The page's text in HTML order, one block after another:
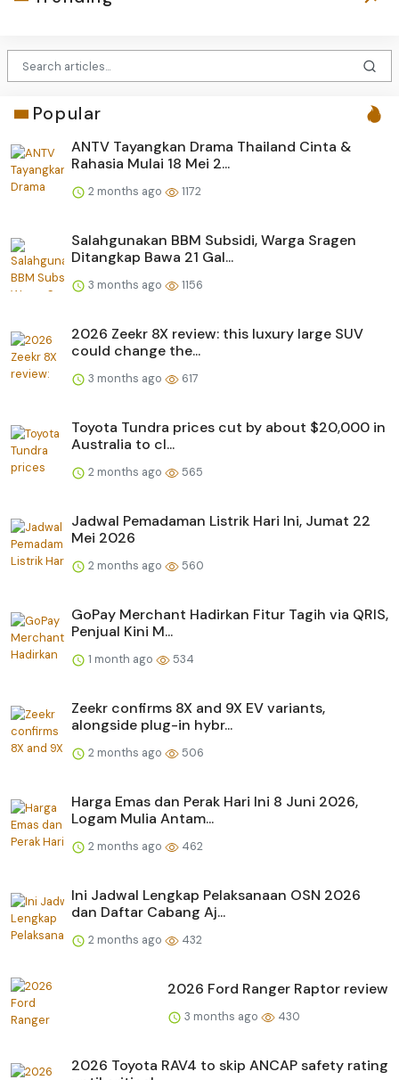
Popular
ANTV Tayangkan Drama Thailand Cinta &
Rahasia Mulai 18 Mei 2...
2 months ago 1172
Salahgunakan BBM Subsidi, Warga Sragen
Ditangkap Bawa 21 Gal...
3 months ago 1156
2026 Zeekr 8X review: this luxury large SUV
could change the...
3 months ago 617
Toyota Tundra prices cut by about $20,000 in
Australia to cl...
2 months ago 565
Jadwal Pemadaman Listrik Hari Ini, Jumat 22
Mei 2026
2 months ago 560
GoPay Merchant Hadirkan Fitur Tagih via QRIS,
Penjual Kini M...
1 month ago 534
Zeekr confirms 8X and 9X EV variants,
alongside plug-in hybr...
2 months ago 506
Harga Emas dan Perak Hari Ini 8 Juni 2026,
Logam Mulia Antam...
2 months ago 462
Ini Jadwal Lengkap Pelaksanaan OSN 2026
dan Daftar Cabang Aj...
2 months ago 432
2026 Ford Ranger Raptor review
3 months ago 430
2026 Toyota RAV4 to skip ANCAP safety rating